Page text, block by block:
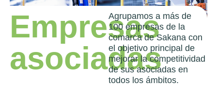
Empresas
asociadas
Agrupamos a más de
100 empresas de la
comarca de Sakana con
el objetivo principal de
mejorar la competitividad
de sus asociadas en
todos los ámbitos.